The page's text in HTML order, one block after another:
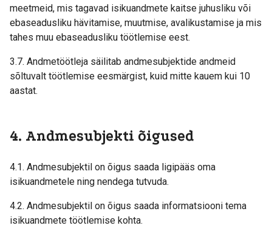
meetmeid, mis tagavad isikuandmete kaitse juhusliku või
ebaseadusliku hävitamise, muutmise, avalikustamise ja mis
tahes muu ebaseadusliku töötlemise eest.
3.7. Andmetöötleja säilitab andmesubjektide andmeid
sõltuvalt töötlemise eesmärgist, kuid mitte kauem kui 10
aastat.
4. Andmesubjekti õigused
4.1. Andmesubjektil on õigus saada ligipääs oma
isikuandmetele ning nendega tutvuda.
4.2. Andmesubjektil on õigus saada informatsiooni tema
isikuandmete töötlemise kohta.